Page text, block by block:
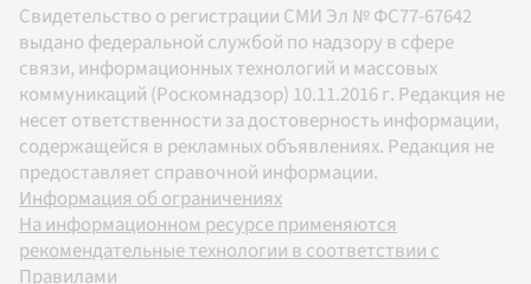
Свидетельство о регистрации СМИ Эл № ФС77-67642
выдано федеральной службой по надзору в сфере
связи, информационных технологий и массовых
коммуникаций (Роскомнадзор) 10.11.2016 г. Редакция не
несет ответственности за достоверность информации,
содержащейся в рекламных объявлениях. Редакция не
предоставляет справочной информации.
Информация об ограничениях
На информационном ресурсе применяются
рекомендательные технологии в соответствии с
Правилами